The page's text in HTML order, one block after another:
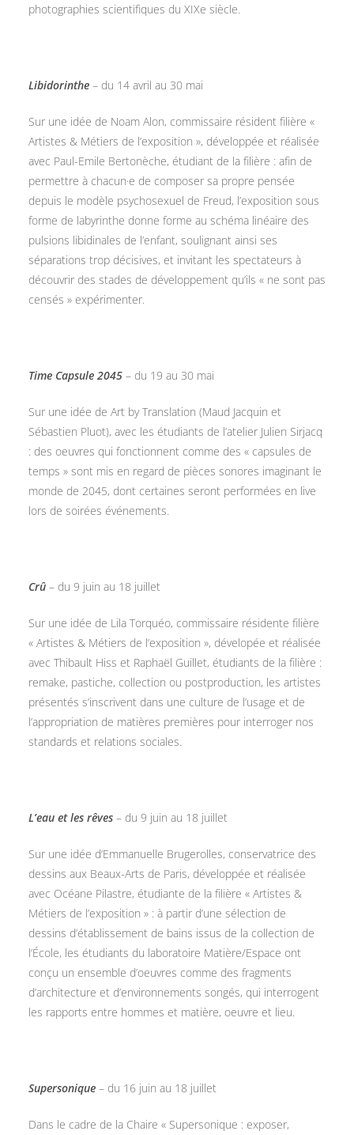
photographies scientifiques du XIXe siècle.
Libidorinthe – du 14 avril au 30 mai
Sur une idée de Noam Alon, commissaire résident filière «
Artistes & Métiers de l’exposition », développée et réalisée
avec Paul-Emile Bertonèche, étudiant de la filière : afin de
permettre à chacun·e de composer sa propre pensée
depuis le modèle psychosexuel de Freud, l’exposition sous
forme de labyrinthe donne forme au schéma linéaire des
pulsions libidinales de l’enfant, soulignant ainsi ses
séparations trop décisives, et invitant les spectateurs à
découvrir des stades de développement qu’ils « ne sont pas
censés » expérimenter.
Time Capsule 2045 – du 19 au 30 mai
Sur une idée de Art by Translation (Maud Jacquin et
Sébastien Pluot), avec les étudiants de l’atelier Julien Sirjacq
: des oeuvres qui fonctionnent comme des « capsules de
temps » sont mis en regard de pièces sonores imaginant le
monde de 2045, dont certaines seront performées en live
lors de soirées événements.
Crû – du 9 juin au 18 juillet
Sur une idée de Lila Torquéo, commissaire résidente filière
« Artistes & Métiers de l’exposition », dévelopée et réalisée
avec Thibault Hiss et Raphaël Guillet, étudiants de la filière :
remake, pastiche, collection ou postproduction, les artistes
présentés s’inscrivent dans une culture de l’usage et de
l’appropriation de matières premières pour interroger nos
standards et relations sociales.
L’eau et les rêves – du 9 juin au 18 juillet
Sur une idée d’Emmanuelle Brugerolles, conservatrice des
dessins aux Beaux-Arts de Paris, développée et réalisée
avec Océane Pilastre, étudiante de la filière « Artistes &
Métiers de l’exposition » : à partir d’une sélection de
dessins d’établissement de bains issus de la collection de
l’École, les étudiants du laboratoire Matière/Espace ont
conçu un ensemble d’oeuvres comme des fragments
d’architecture et d’environnements songés, qui interrogent
les rapports entre hommes et matière, oeuvre et lieu.
Supersonique – du 16 juin au 18 juillet
Dans le cadre de la Chaire « Supersonique : exposer,